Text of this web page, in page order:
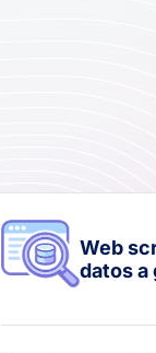
Web
datos a